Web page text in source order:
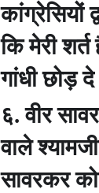
कांग्रेसियों
कि मेरी शर्त
गांधी छोड़ दे
६. वीर
वाले
सावरकर